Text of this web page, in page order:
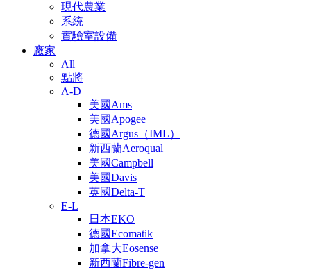
現代農業
系統
實驗室設備
廠家
All
點將
A-D
美國Ams
美國Apogee
德國Argus（IML）
新西蘭Aeroqual
美國Campbell
美國Davis
英國Delta-T
E-L
日本EKO
德國Ecomatik
加拿大Eosense
新西蘭Fibre-gen